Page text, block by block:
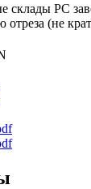
склады РС
отреза (не